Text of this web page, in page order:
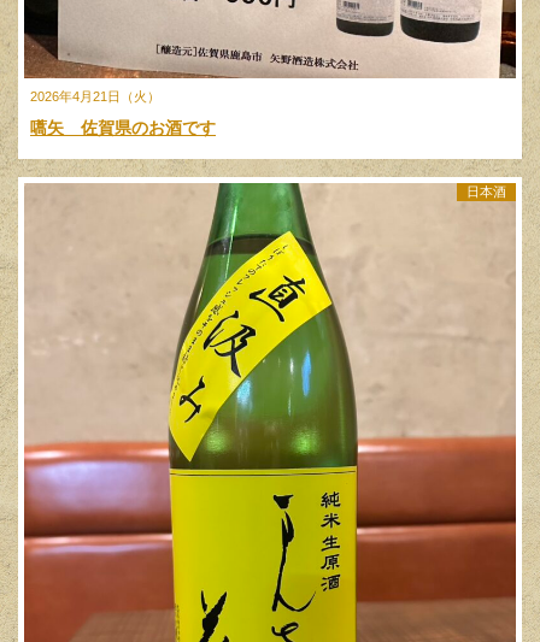
2026年4月21日（火）
嚆矢 佐賀県のお酒です
日本酒